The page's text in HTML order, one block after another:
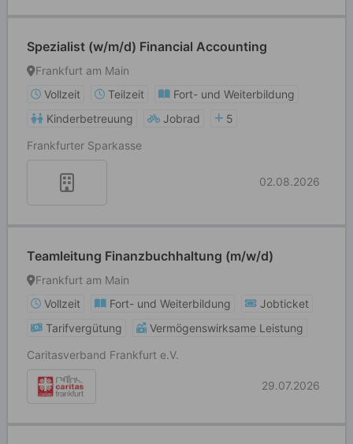
Spezialist (w/m/d) Financial Accounting
Frankfurt am Main
Vollzeit
Teilzeit
Fort- und Weiterbildung
Kinderbetreuung
Jobrad
5
Frankfurter Sparkasse
02.08.2026
Teamleitung Finanzbuchhaltung (m/w/d)
Frankfurt am Main
Vollzeit
Fort- und Weiterbildung
Jobticket
Tarifvergütung
Vermögenswirksame Leistung
Caritasverband Frankfurt e.V.
29.07.2026